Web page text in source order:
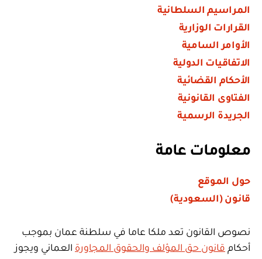
المراسيم السلطانية
القرارات الوزارية
الأوامر السامية
الاتفاقيات الدولية
الأحكام القضائية
الفتاوى القانونية
الجريدة الرسمية
معلومات عامة
حول الموقع
قانون (السعودية)
نصوص القانون تعد ملكا عاما في سلطنة عمان بموجب
أحكام قانون حق المؤلف والحقوق المجاورة العماني ويجوز